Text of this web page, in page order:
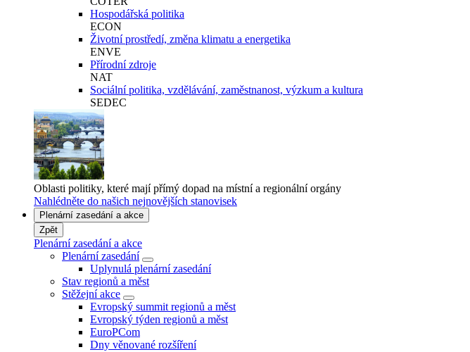
Hospodářská politika
ECON
Životní prostředí, změna klimatu a energetika
ENVE
Přírodní zdroje
NAT
Sociální politika, vzdělávání, zaměstnanost, výzkum a kultura
SEDEC
Oblasti politiky, které mají přímý dopad na místní a regionální orgány
Nahlédněte do našich nejnovějších stanovisek
Plenární zasedání a akce
Zpět
Plenární zasedání a akce
Plenární zasedání
Uplynulá plenární zasedání
Stav regionů a měst
Stěžejní akce
Evropský summit regionů a měst
Evropský týden regionů a měst
EuroPCom
Dny věnované rozšíření